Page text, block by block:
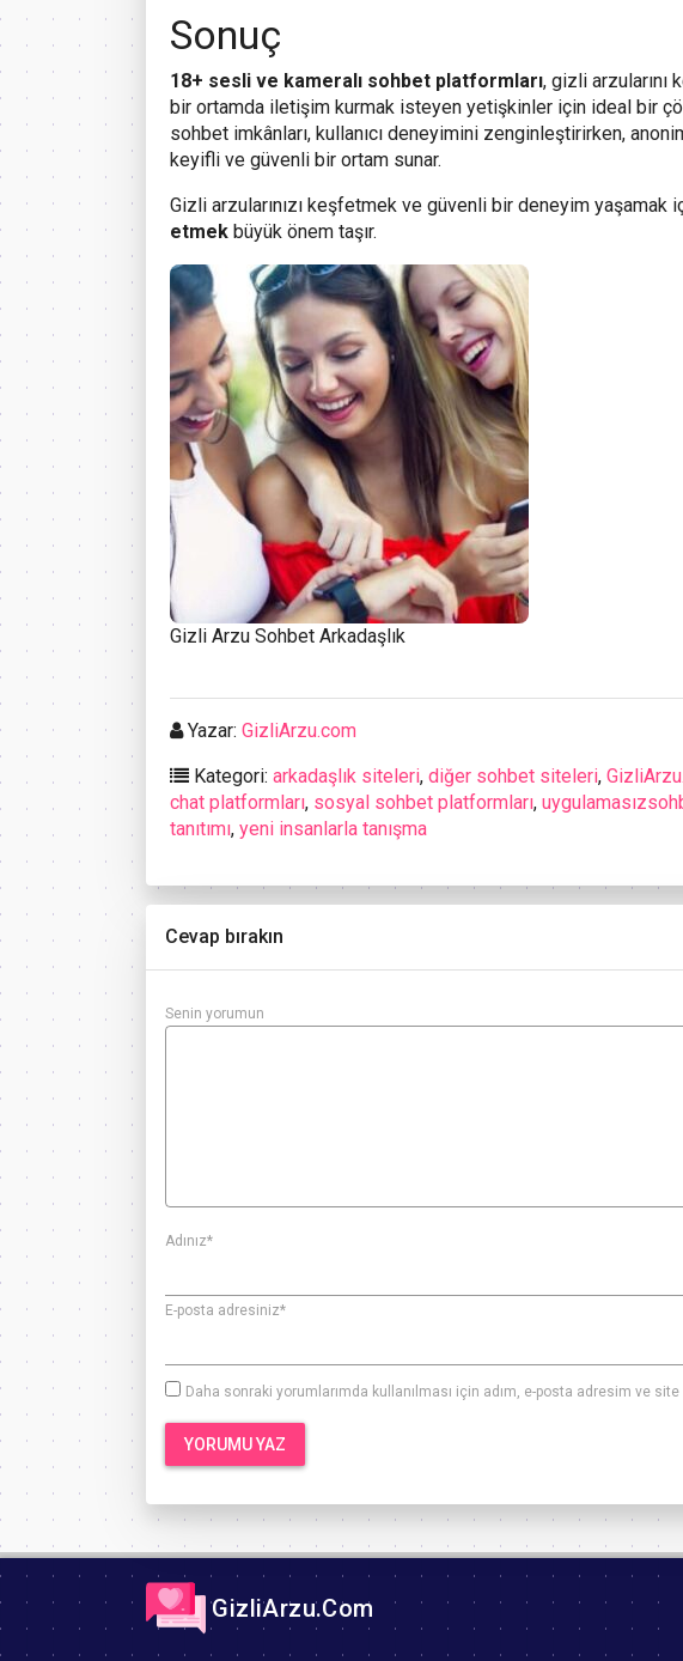
Sonuç
18+ sesli ve kameralı sohbet platformları, gizli
bir ortamda iletişim kurmak isteyen yetişkinler için ideal bir
sohbet imkânları, kullanıcı deneyimini zenginleştirirken,
keyifli ve güvenli bir ortam sunar.
Gizli arzularınızı keşfetmek ve güvenli bir deneyim yaşamak
etmek büyük önem taşır.
Gizli Arzu Sohbet Arkadaşlık
Yazar: GizliArzu.com
Kategori: arkadaşlık siteleri, diğer sohbet siteleri,
chat platformları, sosyal sohbet platformları,
tanıtımı, yeni insanlarla tanışma
Cevap bırakın
Senin yorumun
Adınız*
E-posta adresiniz*
Daha sonraki yorumlarımda kullanılması için adım, e-posta adresim ve
GizliArzu.Com